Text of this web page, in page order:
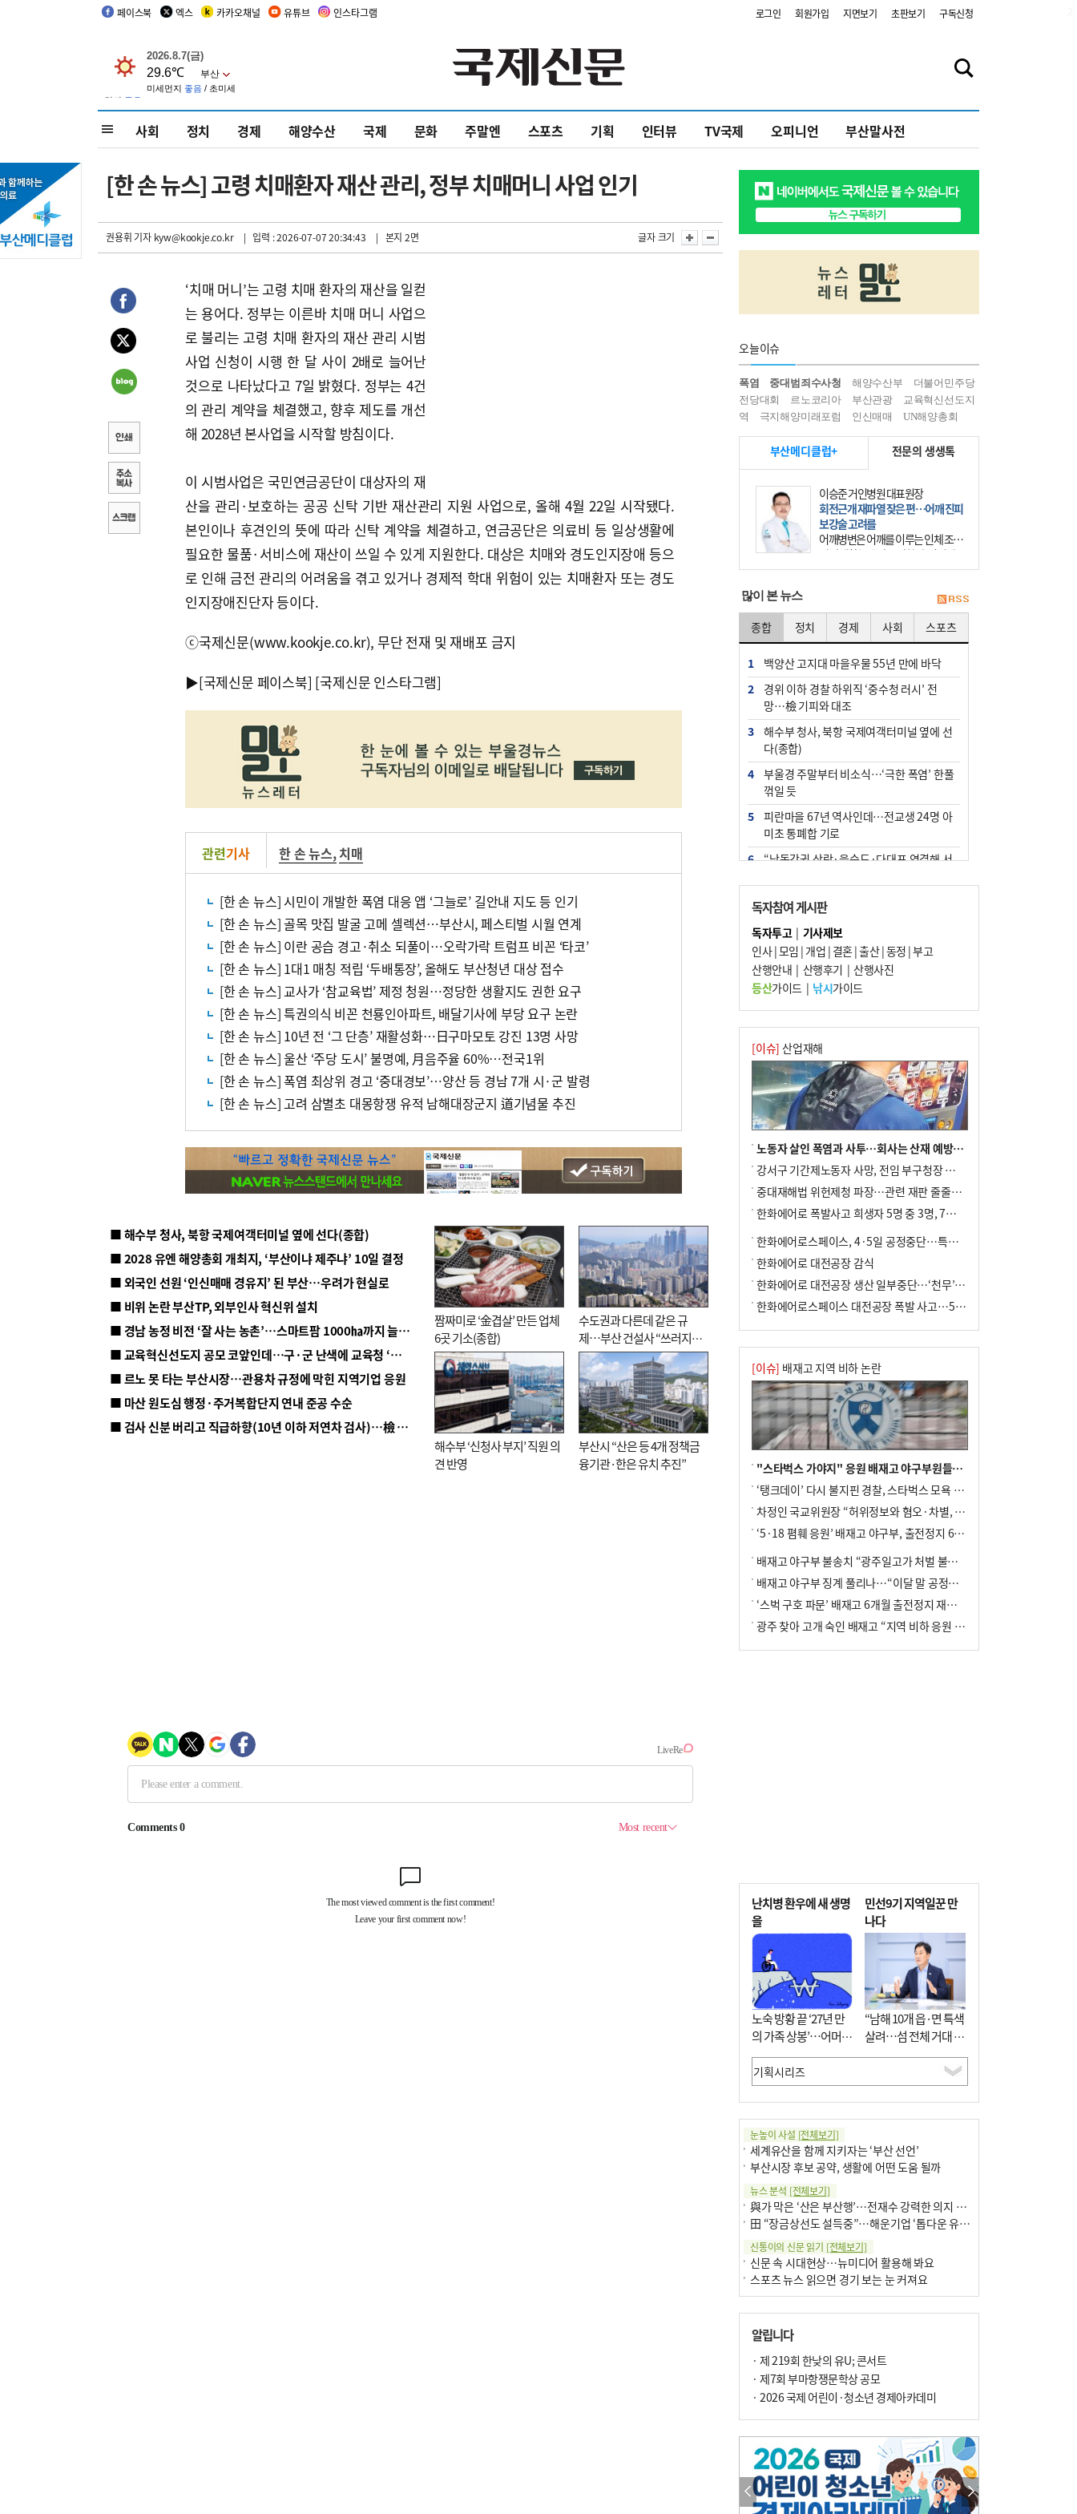
페이스북 엑스 카카오채널 유튜브 인스타그램 로그인 회원가입 지면보기 초판보기 구독신청
사회 정치 경제 해양수산 국제 문화 주말엔 스포츠 기획 인터뷰 TV국제 오피니언 부산말사전
[한 손 뉴스] 고령 치매환자 재산 관리, 정부 치매머니 사업 인기
권용휘 기자kyw@kookje.co.kr | 입력 : 2026-07-07 20:34:43 | 본지 2면 글자 크기
‘치매 머니’는 고령 치매 환자의 재산을 일컫
는 용어다. 정부는 이른바 치매 머니 사업으
로 불리는 고령 치매 환자의 재산 관리 시범
사업 신청이 시행 한 달 사이 2배로 늘어난
것으로 나타났다고 7일 밝혔다. 정부는 4건
의 관리 계약을 체결했고, 향후 제도를 개선
해 2028년 본사업을 시작할 방침이다.
이 시범사업은 국민연금공단이 대상자의 재
산을 관리·보호하는 공공 신탁 기반 재산관리 지원 사업으로, 올해 4월 22일 시작됐다.
본인이나 후견인의 뜻에 따라 신탁 계약을 체결하고, 연금공단은 의료비 등 일상생활에
필요한 물품·서비스에 재산이 쓰일 수 있게 지원한다. 대상은 치매와 경도인지장애 등으
로 인해 금전 관리의 어려움을 겪고 있거나 경제적 학대 위험이 있는 치매환자 또는 경도
인지장애진단자 등이다.
ⓒ국제신문(www.kookje.co.kr), 무단 전재 및 재배포 금지
▶[국제신문 페이스북] [국제신문 인스타그램]
관련기사 한 손 뉴스,치매
[한 손 뉴스] 시민이 개발한 폭염 대응 앱 ‘그늘로’ 길안내 지도 등 인기
[한 손 뉴스] 골목 맛집 발굴 고메 셀렉션…부산시, 페스티벌 시월 연계
[한 손 뉴스] 이란 공습 경고·취소 되풀이…오락가락 트럼프 비꼰 ‘타코’
[한 손 뉴스] 1대1 매칭 적립 ‘두배통장’, 올해도 부산청년 대상 접수
[한 손 뉴스] 교사가 ‘참교육법’ 제정 청원…정당한 생활지도 권한 요구
[한 손 뉴스] 특권의식 비꼰 천룡인아파트, 배달기사에 부당 요구 논란
[한 손 뉴스] 10년 전 ‘그 단층’ 재활성화…日구마모토 강진 13명 사망
[한 손 뉴스] 울산 ‘주당 도시’ 불명예, 月음주율 60%…전국1위
[한 손 뉴스] 폭염 최상위 경고 ‘중대경보’…양산 등 경남 7개 시·군 발령
[한 손 뉴스] 고려 삼별초 대몽항쟁 유적 남해대장군지 道기념물 추진
■ 해수부 청사, 북항 국제여객터미널 옆에 선다(종합)
■ 2028 유엔 해양총회 개최지, ‘부산이냐 제주냐’ 10일 결정
■ 외국인 선원 ‘인신매매 경유지’ 된 부산…우려가 현실로
■ 비위 논란 부산TP, 외부인사 혁신위 설치
■ 경남 농정 비전 ‘잘 사는 농촌’…스마트팜 1000㏊까지 늘린다
■ 교육혁신선도지 공모 코앞인데…구·군 난색에 교육청 ‘쩔쩔’
■ 르노 못 타는 부산시장…관용차 규정에 막힌 지역기업 응원
■ 마산 원도심 행정·주거복합단지 연내 준공 수순
■ 검사 신분 버리고 직급하향(10년 이하 저연차 검사)…檢 중수청행 기피
짬짜미로 ‘金겹살’ 만든 업체
6곳 기소(종합)
수도권과 다른데 같은 규
제…부산 건설사 “쓰러지기
직전”
해수부 ‘신청사 부지’ 직원 의
견 반영
부산시 “산은 등 4개 정책금
융기관·한은 유치 추진”
오늘이슈
폭염 중대범죄수사청 해양수산부
더불어민주당
전당대회
르노코리아 부산관광
교육혁신선도지
역
극지해양미래포럼 인신매매 UN해양총회
부산메디클럽+ 전문의 생생톡
이승준 거인병원 대표원장
회전근개 재파열 잦은 편…어깨 진피
보강술 고려를
어깨병변은 어깨를 이루는 인체 조직
에 발생하는 손상을 말한다. 여기에
는 오십견과 회전근개 증후군, 어깨
많이 본 뉴스
종합 정치 경제 사회 스포츠
1
백양산 고지대 마을우물 55년 만에 바닥
2
경위 이하 경찰 하위직 ‘중수청 러시’ 전
망…檢 기피와 대조
3
해수부 청사, 북항 국제여객터미널 옆에 선
다(종합)
4
부울경 주말부터 비소식…‘극한 폭염’ 한풀
꺾일 듯
5
피란마을 67년 역사인데…전교생 24명 아
미초 통폐합 기로
6
“낙동강권 삼락·을숙도·다대포 연결해 서
7
오늘의 날씨- 2026년 8월 7일
8
외국인 선원 ‘인신매매 경유지’ 된 부산…
우려가 현실로
9
[사설] 해수부 신청사 북항으로 확정, 해양
수도 도약의 전환점
10 르노 못 타는 부산시장…관용차 규정에 막
힌 지역기업 응원
독자참여 게시판
독자투고| 기사제보
인사|모임 | 개업 | 결혼|출산|동정 |부고
산행안내 | 산행후기 | 산행사진
등산가이드| 낚시가이드
[이슈] 산업재해
노동자 살인 폭염과 사투…회사는 산재 예방·전기료 절감 전력
강서구 기간제노동자 사망, 전임 부구청장 檢 송치
중대재해법 위헌제청 파장…관련 재판 줄줄이 브레이크
한화에어로 폭발사고 희생자 5명 중 3명, 7일 영면
한화에어로스페이스, 4·5일 공정중단…특별 안전점검
한화에어로 대전공장 감식
한화에어로 대전공장 생산 일부중단…‘천무’ 수출 비상
한화에어로스페이스 대전공장 폭발 사고…5명 사망·2명 부상(종합)
[이슈] 배재고 지역 비하 논란
"스타벅스 가야지" 응원 배재고 야구부원들, 학교서 징계 처분
‘탱크데이’ 다시 불지핀 경찰, 스타벅스 모욕 혐의 압수수색
차정인 국교위원장 “허위정보와 혐오·차별, 학교 교실까지 유입"
‘5·18 폄훼 응원’ 배재고 야구부, 출전정지 6개월→1개월 감경
배재고 야구부 불송치 “광주일고가 처벌 불원 의사 표해”
배재고 야구부 징계 풀리나…“이달 말 공정위서 재심의”
‘스벅 구호 파문’ 배재고 6개월 출전정지 재심 신청키로
광주 찾아 고개 숙인 배재고 “지역 비하 응원 잘못”(종합)
난치병 환우에 새 생명
을
노숙 방황 끝 ‘27년 만
의 가족 상봉’…어머니
와 행복 꿈꿔
민선9기 지역일꾼 만
나다
“남해 10개 읍·면 특색
살려…섬 전체 거대 정
원으로 조성”
눈높이 사설 [전체보기]
세계유산을 함께 지키자는 ‘부산 선언’
부산시장 후보 공약, 생활에 어떤 도움 될까
뉴스 분석 [전체보기]
與가 막은 ‘산은 부산행’…전재수 강력한 의지 표명 없인 공염불
田 “장금상선도 설득중”…해운기업 ‘톱다운 유치전’ 가속
신통이의 신문 읽기 [전체보기]
신문 속 시대현상…뉴미디어 활용해 봐요
스포츠 뉴스 읽으면 경기 보는 눈 커져요
구·군 승진 축하화분 관행 없애자니 소상공인 울상
팩트체크[전체보기]
의령 한우산 털중나리
한 손 뉴스[전체보기]
시민이 개발한 폭염 대응 앱 ‘그늘로’ 길안내 지도 등 인기
골목 맛집 발굴 고메 셀렉션…부산시, 페스티벌 시월 연계
알립니다
· 제 219회 한낮의 유U; 콘서트
· 제7회 부마항쟁문학상 공모
· 2026 국제 어린이·청소년 경제아카데미